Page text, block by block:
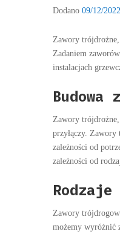
Dodano 09/12/2022
Zawory
Zadaniem
instalacjach
Budowa
Zawory
przyłączy.
zależności od
zależności od
Zawory
możemy wyróżnić